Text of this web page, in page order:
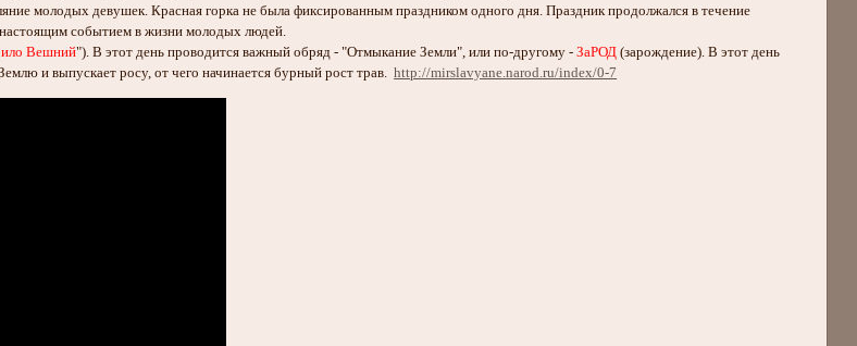
молодых девушек. Красная горка не была фиксированным праздником одного дня. Праздник продолжался в течение
событием в жизни молодых людей.
Вешний"). В этот день проводится важный обряд - "Отмыкание Земли", или по-другому -ЗаРОД(зарождение). В этот день
и выпускает росу, от чего начинается бурный рост трав.http://mirslavyane.narod.ru/index/0-7